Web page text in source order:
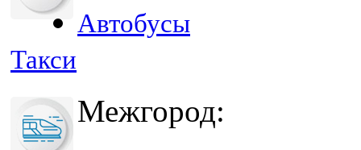
Автобусы
Такси
Межгород: